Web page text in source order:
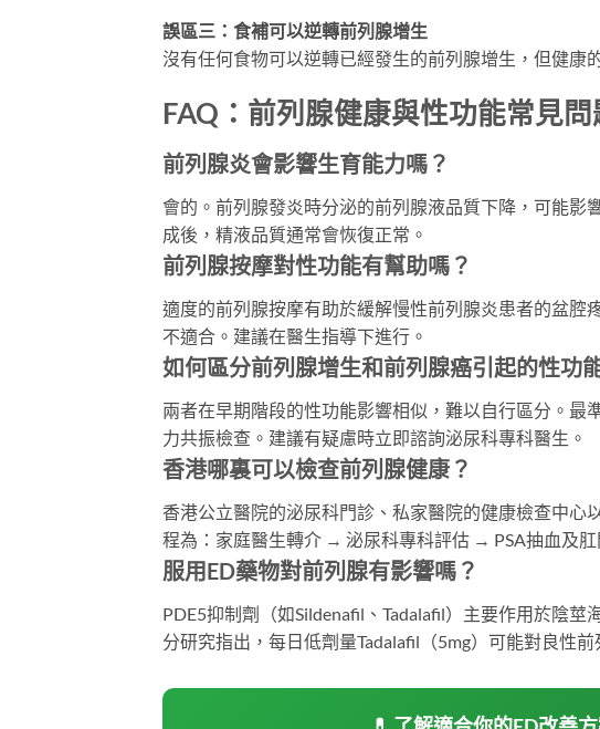
誤區三：食補可以逆轉前列腺增生
沒有任何食物可以逆轉已經發生的前列腺增生，但健康
FAQ：前列腺健康與性功能常見問
前列腺炎會影響生育能力嗎？
會的。前列腺發炎時分泌的前列腺液品質下降，可能影
成後，精液品質通常會恢復正常。
前列腺按摩對性功能有幫助嗎？
適度的前列腺按摩有助於緩解慢性前列腺炎患者的盆腔
不適合。建議在醫生指導下進行。
如何區分前列腺增生和前列腺癌引起的性功
兩者在早期階段的性功能影響相似，難以自行區分。最
力共振檢查。建議有疑慮時立即諮詢泌尿科專科醫生。
香港哪裏可以檢查前列腺健康？
香港公立醫院的泌尿科門診、私家醫院的健康檢查中
程為：家庭醫生轉介 → 泌尿科專科評估 → PSA抽血及肛
服用ED藥物對前列腺有影響嗎？
PDE5抑制劑（如Sildenafil、Tadalafil）主要作用於陰
分研究指出，每日低劑量Tadalafil（5mg）可能對良性